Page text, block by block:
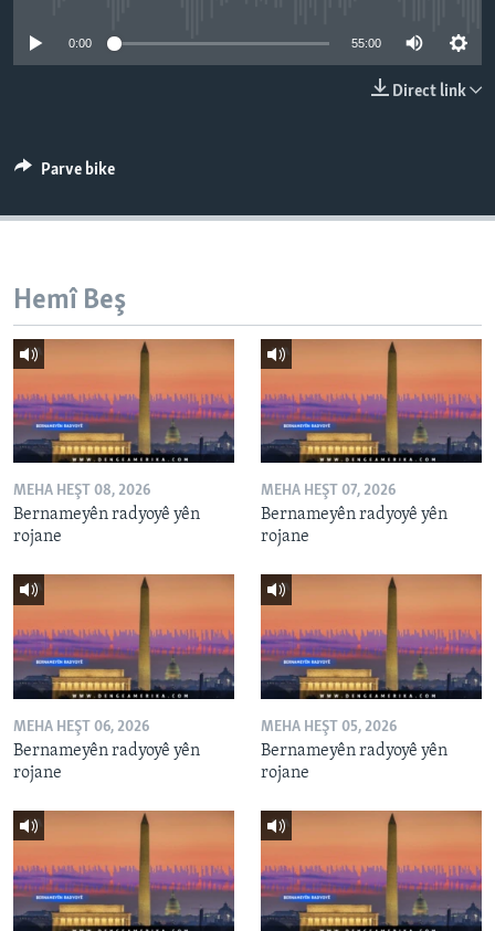
SERNIVÎS
Learning English
FOLLOW US
Zimanên Din
0:00 55:00
Direct link
Parve bike
Hemî Beş
MEHA HEŞT 08, 2026
Bernameyên radyoyê yên
rojane
MEHA HEŞT 07, 2026
Bernameyên radyoyê yên
rojane
MEHA HEŞT 06, 2026
Bernameyên radyoyê yên
rojane
MEHA HEŞT 05, 2026
Bernameyên radyoyê yên
rojane